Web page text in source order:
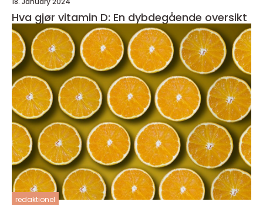
Hva gjør vitamin D: En dybdegående oversikt
redaktionel